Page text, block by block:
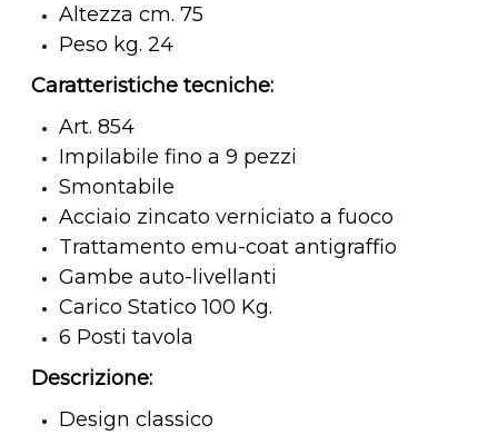
Altezza cm. 75
Peso kg. 24
Caratteristiche tecniche:
Art. 854
Impilabile fino a 9 pezzi
Smontabile
Acciaio zincato verniciato a fuoco
Trattamento emu-coat antigraffio
Gambe auto-livellanti
Carico Statico 100 Kg.
6 Posti tavola
Descrizione:
Design classico